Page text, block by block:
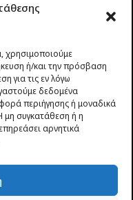
χρησιμοποιούμε
ή/και την πρόσβαση
για τις εν λόγω
δεδομένα
περιήγησης ή μοναδικά
μη συγκατάθεση ή η
αρνητικά
και ουλές ακμής,
των μαύρων
όπως το σαλικυλικό
στον